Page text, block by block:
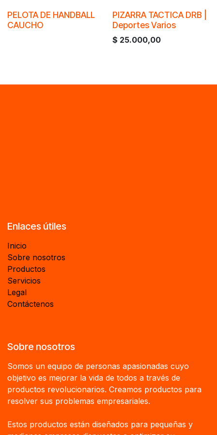
PELOTA DE HANDBALL
CAUCHO
PIZARRA TACTICA DRB |
Deportes Varios
$ 25.000,00
Enlaces útiles
Inicio
Sobre nosotros
Productos
Servicios
Legal
Contáctenos
Sobre nosotros
Somos un equipo de personas apasionadas cuyo
objetivo es mejorar la vida de todos a través de
productos revolucionarios. Creamos productos para
resolver sus problemas empresariales.
Estos productos están diseñados para pequeñas y